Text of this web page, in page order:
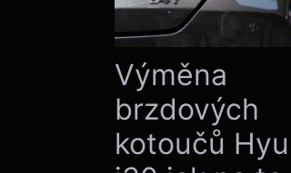
Výměna
brzdových
kotoučů